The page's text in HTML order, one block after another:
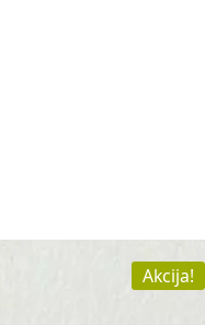
Akcija!